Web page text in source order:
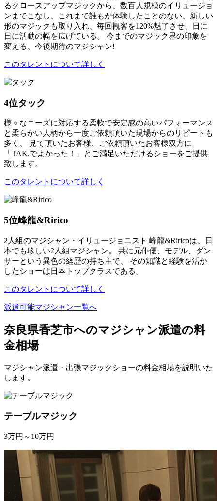
るクロースアップマジックから、数百人規模のイリュージョ
ンまでこなし、これまで誰もが体験したことのない、新しい
形のマジックも取り入れ、毎回観客を120%魅了させ、日に
日に活動の幅を広げている。 今までのマジック界の印象を
変える、今後期待のマジシャン!
このタレントについて詳しく
4位タック
様々なニーズに対応する柔軟で安定感の高いパフォーマンス
と柔らかい人柄から一度ご依頼頂いた現場からのリピートも
多く、 見て頂いたお客様、ご依頼頂いたお客様双方に
「TAK.でよかった！」とご満足いただけるショーをご提供
致します。
このタレントについて詳しく
5位峰龍&Ririco
2人組のマジシャン・イリュージョニスト 峰龍&Riricoは、日
本でも珍しい2人組マジシャン。 共に元俳優、モデル、ダン
サーという異色の経歴の持ち主で、 その知識と経験を活か
したショーは日本トップクラスである。
このタレントについて詳しく
派遣可能マジシャン一覧へ
奈良県香芝市へのマジシャン派遣の料
金相場
マジシャン派遣・出張マジックショーの料金相場を説明いた
します。
テーブルマジック
3万円～10万円